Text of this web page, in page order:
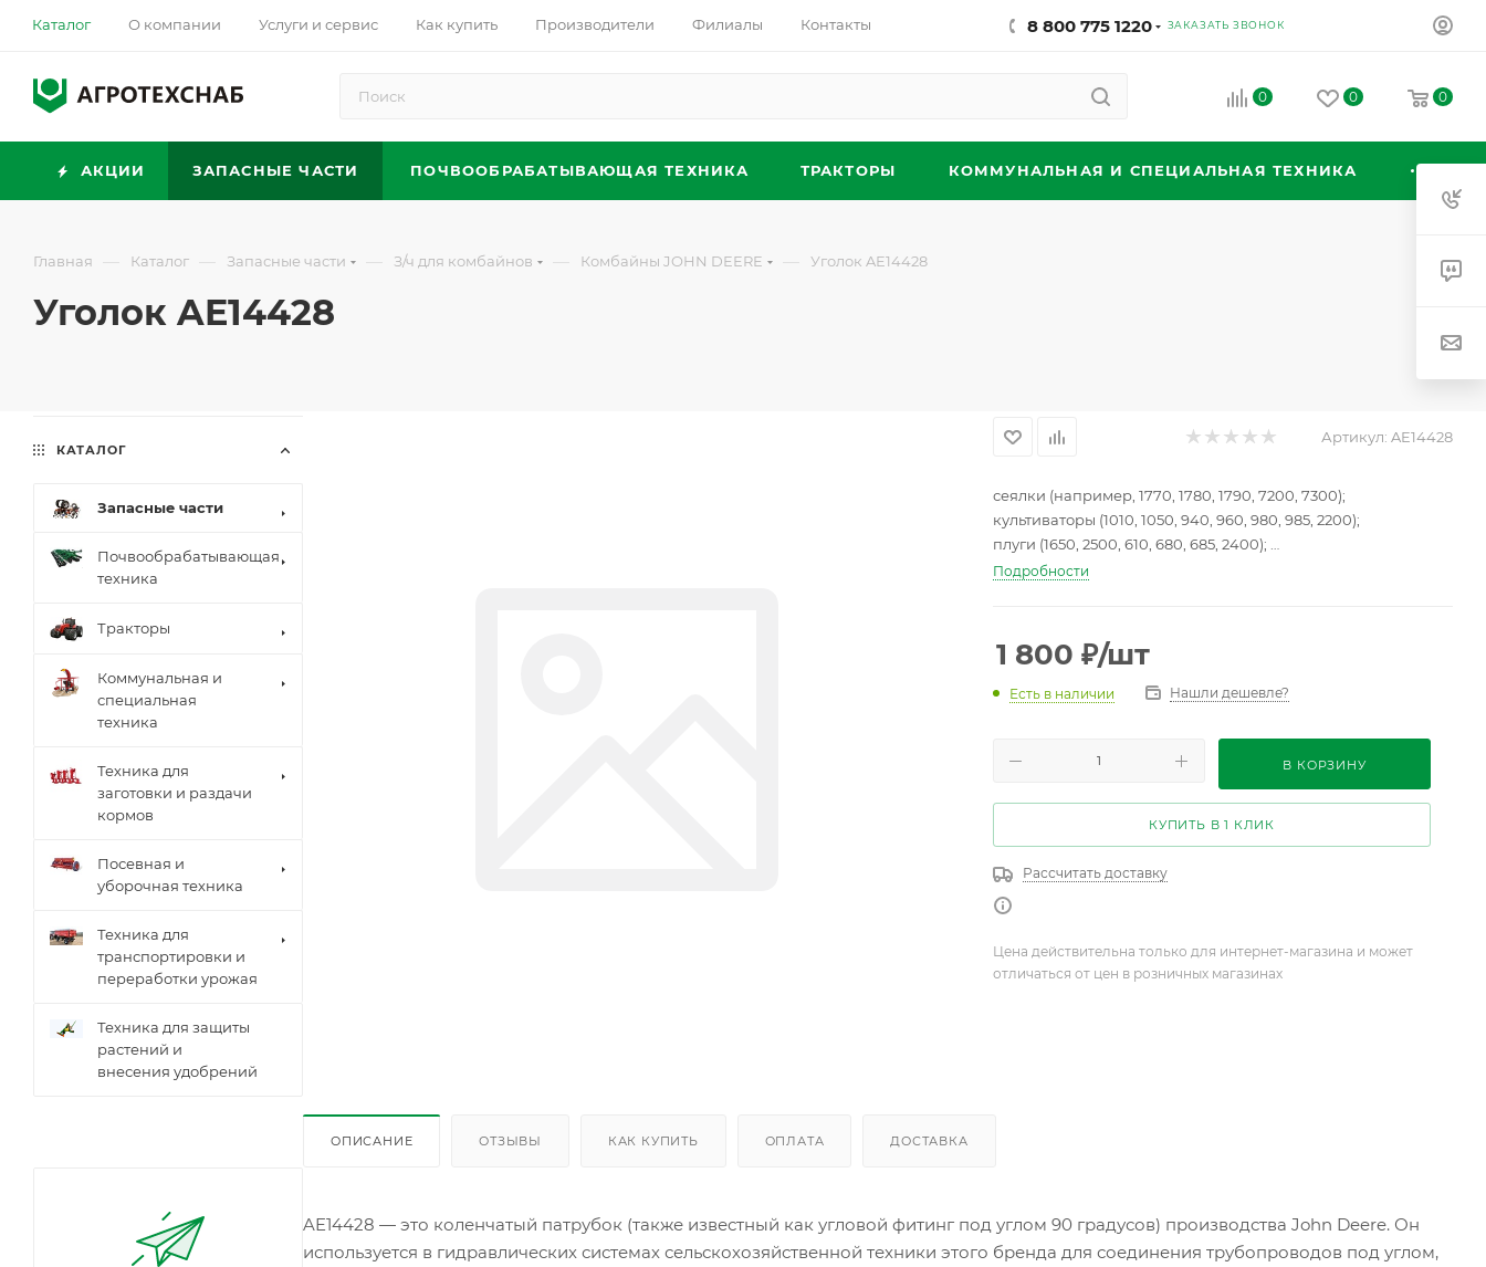
Каталог О компании Услуги и сервис Как купить Производители Филиалы Контакты 8 800 775 1220 ЗАКАЗАТЬ ЗВОНОК
0 0 0
АКЦИИ ЗАПАСНЫЕ ЧАСТИ ПОЧВООБРАБАТЫВАЮЩАЯ ТЕХНИКА ТРАКТОРЫ КОММУНАЛЬНАЯ И СПЕЦИАЛЬНАЯ ТЕХНИКА
Главная — Каталог — Запасные части — З/ч для комбайнов — Комбайны JOHN DEERE — Уголок AE14428
Уголок AE14428
Артикул: AE14428
сеялки (например, 1770, 1780, 1790, 7200, 7300);
культиваторы (1010, 1050, 940, 960, 980, 985, 2200);
плуги (1650, 2500, 610, 680, 685, 2400);
распылители (210, 220);
погрузчики (240, 245);
другие машины, например, мульчирователи, шредеры,
дробилки.
Подробности
1 800 ₽/шт
Есть в наличии Нашли дешевле?
В КОРЗИНУ
КУПИТЬ В 1 КЛИК
Рассчитать доставку
Цена действительна только для интернет-магазина и может
отличаться от цен в розничных магазинах
ОПИСАНИЕ ОТЗЫВЫ КАК КУПИТЬ ОПЛАТА ДОСТАВКА
AE14428 — это коленчатый патрубок (также известный как угловой фитинг под углом 90 градусов) производства John Deere. Он
используется в гидравлических системах сельскохозяйственной техники этого бренда для соединения трубопроводов под углом,
КАТАЛОГ
Запасные части
Почвообрабатывающая
техника
Тракторы
Коммунальная и
специальная
техника
Техника для
заготовки и раздачи
кормов
Посевная и
уборочная техника
Техника для
транспортировки и
переработки урожая
Техника для защиты
растений и
внесения удобрений